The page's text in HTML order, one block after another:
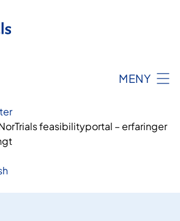
MENY
feasibilityportal – erfaringer